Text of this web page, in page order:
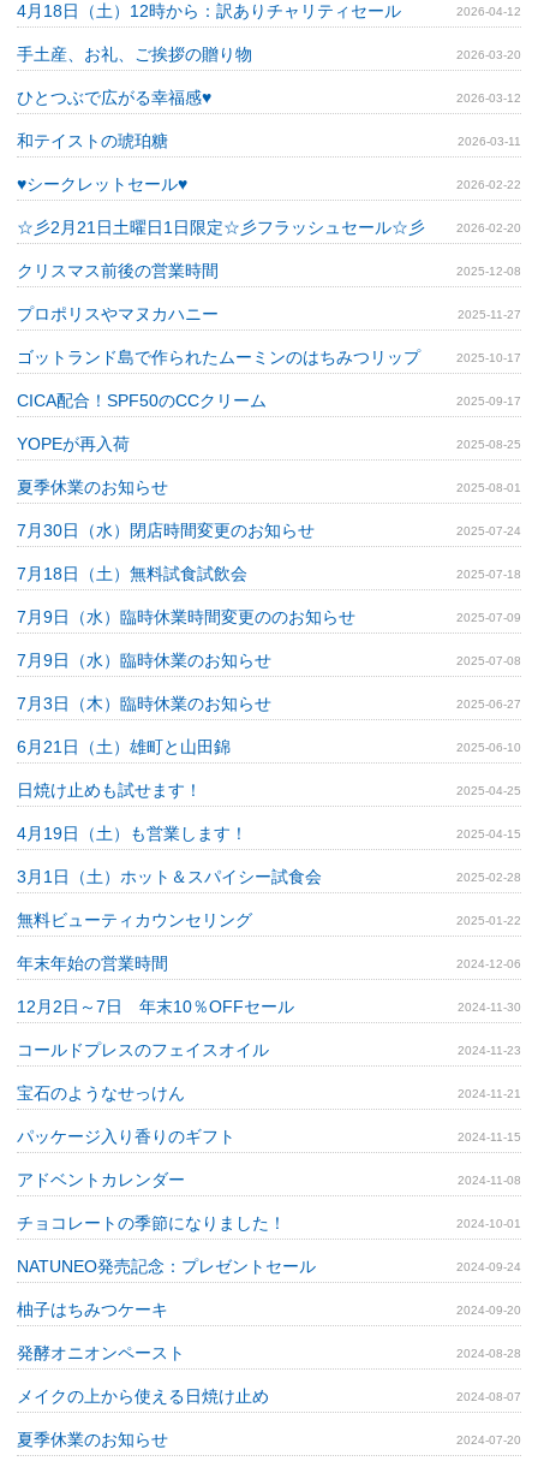
4月18日（土）12時から：訳ありチャリティセール 2026-04-12
手土産、お礼、ご挨拶の贈り物 2026-03-20
ひとつぶで広がる幸福感♥ 2026-03-12
和テイストの琥珀糖 2026-03-11
♥シークレットセール♥ 2026-02-22
☆彡2月21日土曜日1日限定☆彡フラッシュセール☆彡 2026-02-20
クリスマス前後の営業時間 2025-12-08
プロポリスやマヌカハニー 2025-11-27
ゴットランド島で作られたムーミンのはちみつリップ 2025-10-17
CICA配合！SPF50のCCクリーム 2025-09-17
YOPEが再入荷 2025-08-25
夏季休業のお知らせ 2025-08-01
7月30日（水）閉店時間変更のお知らせ 2025-07-24
7月18日（土）無料試食試飲会 2025-07-18
7月9日（水）臨時休業時間変更ののお知らせ 2025-07-09
7月9日（水）臨時休業のお知らせ 2025-07-08
7月3日（木）臨時休業のお知らせ 2025-06-27
6月21日（土）雄町と山田錦 2025-06-10
日焼け止めも試せます！ 2025-04-25
4月19日（土）も営業します！ 2025-04-15
3月1日（土）ホット＆スパイシー試食会 2025-02-28
無料ビューティカウンセリング 2025-01-22
年末年始の営業時間 2024-12-06
12月2日～7日 年末10％OFFセール 2024-11-30
コールドプレスのフェイスオイル 2024-11-23
宝石のようなせっけん 2024-11-21
パッケージ入り香りのギフト 2024-11-15
アドベントカレンダー 2024-11-08
チョコレートの季節になりました！ 2024-10-01
NATUNEO発売記念：プレゼントセール 2024-09-24
柚子はちみつケーキ 2024-09-20
発酵オニオンペースト 2024-08-28
メイクの上から使える日焼け止め 2024-08-07
夏季休業のお知らせ 2024-07-20